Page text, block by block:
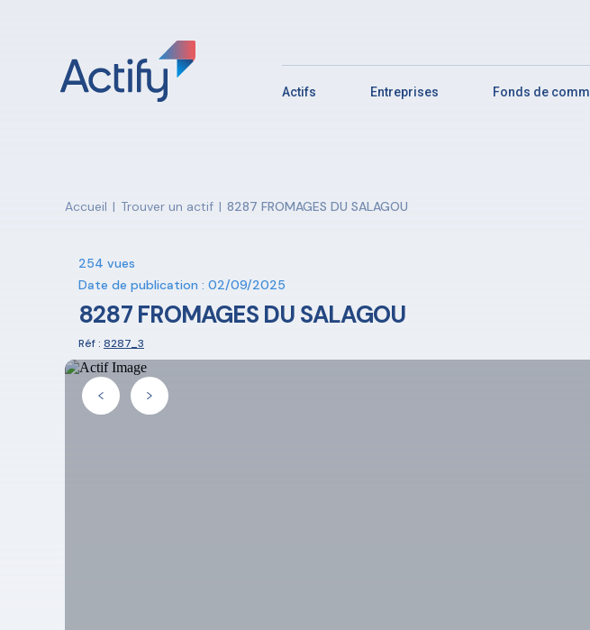
Actifs Entreprises Fonds de
Accueil | Trouver un actif | 8287 FROMAGES DU SALAGOU
254 vues
Date de publication : 02/09/2025
8287 FROMAGES DU SALAGOU
Réf : 8287_3